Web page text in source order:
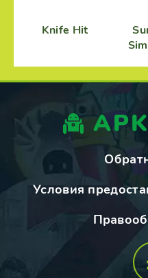
Knife Hit
Условия